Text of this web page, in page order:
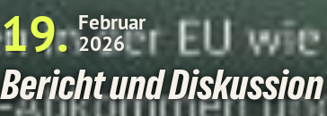
19
Februar
2026
Bericht und